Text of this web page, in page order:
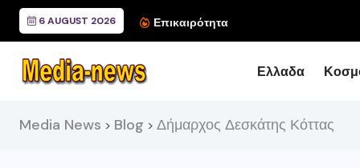
6 AUGUST 2026 Επικαιρότητα Συνάντηση του
Ελλαδα
Media News > Blog > Δήμαρχος Δεσκάτης Κόττας